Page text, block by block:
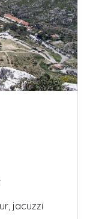
jacuzzi